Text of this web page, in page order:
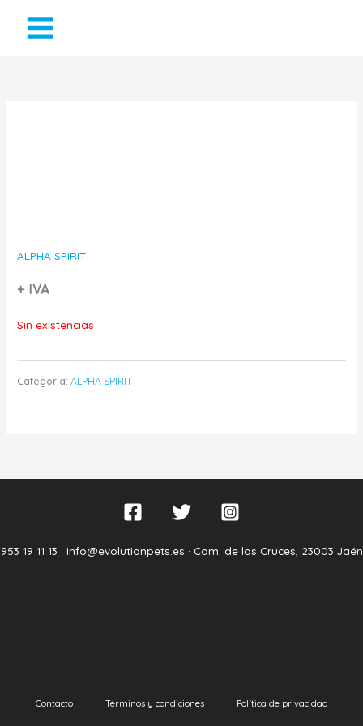
ALPHA SPIRIT
+ IVA
Sin existencias
Categoría:ALPHA SPIRIT
953 19 11 13 · info@evolutionpets.es · Cam. de las Cruces, 23003 Jaén
Contacto Términos y condiciones Política de privacidad